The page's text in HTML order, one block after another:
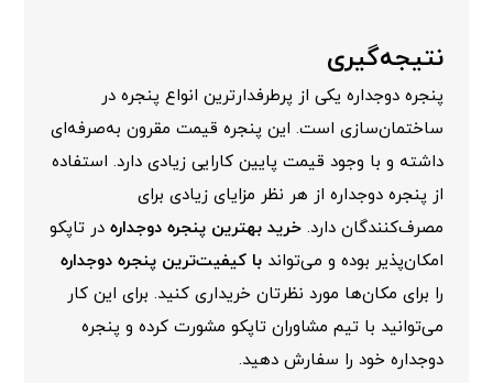
نتیجه‌گیری
پنجره دوجداره یکی از پرطرفدارترین انواع پنجره در
ساختمان‌سازی است. این پنجره قیمت مقرون به‌صرفه‌ای
داشته و با وجود قیمت پایین کارایی زیادی دارد. استفاده
از پنجره دوجداره از هر نظر مزایای زیادی برای
مصرف‌کنندگان دارد. خرید بهترین پنجره دوجدارهدر تاپکو
امکان‌پذیر بوده و می‌تواند با کیفیت‌ترین پنجره دوجداره
را برای مکان‌ها مورد نظرتان خریداری کنید. برای این کار
می‌توانید با تیم مشاوران تاپکومشورت کرده و پنجره
دوجداره خود را سفارش دهید.